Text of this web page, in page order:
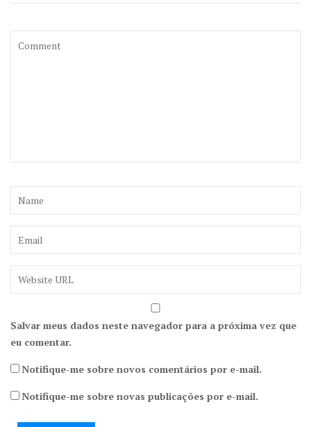
Salvar meus dados neste navegador para a próxima vez que
eu comentar.
Notifique-me sobre novos comentários por e-mail.
Notifique-me sobre novas publicações por e-mail.